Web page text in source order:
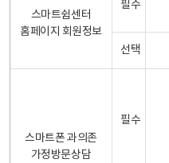
스마트쉼센터
홈페이지 회원정보
필수
선택
스마트폰 과의존
가정방문상담
필수